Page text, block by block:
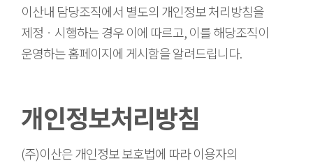
이산내 담당조직에서 별도의 개인정보 처리방침을
제정ㆍ시행하는 경우 이에 따르고, 이를 해당조직이
운영하는 홈페이지에 게시함을 알려드립니다.
개인정보처리방침
(주)이산은 개인정보 보호법에 따라 이용자의